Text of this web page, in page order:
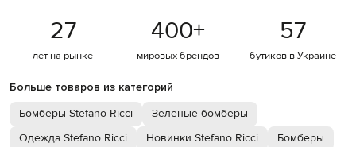
27
лет на рынке
400+
мировых брендов
57
бутиков в Украине
Больше товаров из категорий
Бомберы Stefano Ricci
Зелёные бомберы
Одежда Stefano Ricci
Новинки Stefano Ricci
Бомберы